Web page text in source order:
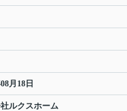
月18日
ルクスホーム